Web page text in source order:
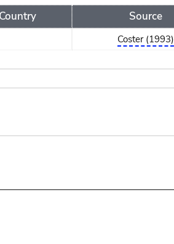
Country Source
Coster (1993)